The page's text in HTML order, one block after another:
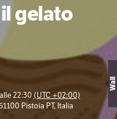
gelato
22:30 (UTC +02:00)
Pistoia PT, Italia
Wall